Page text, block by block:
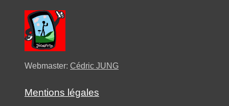
Webmaster: Cédric JUNG
Mentions légales